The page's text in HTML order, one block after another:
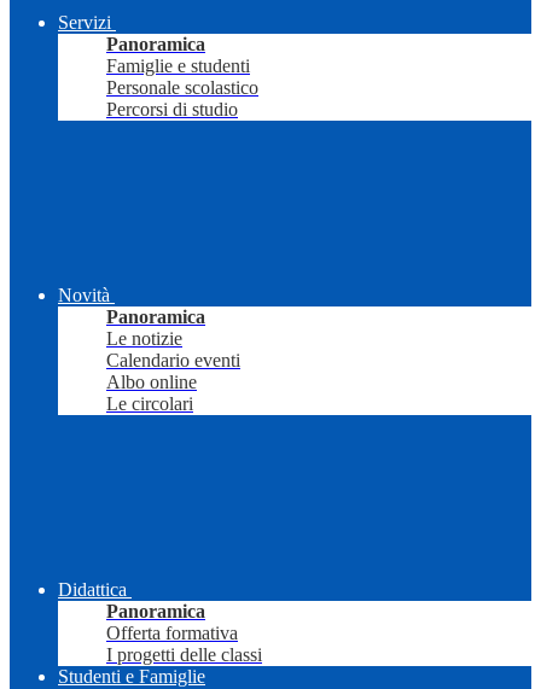
Servizi
Panoramica
Famiglie e studenti
Personale scolastico
Percorsi di studio
Novità
Panoramica
Le notizie
Calendario eventi
Albo online
Le circolari
Didattica
Panoramica
Offerta formativa
I progetti delle classi
Studenti e Famiglie